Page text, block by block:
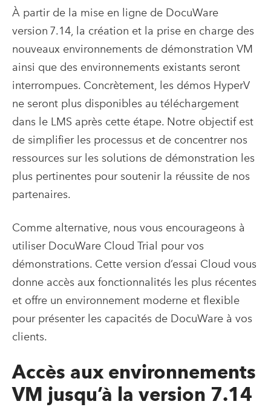
À partir de la mise en ligne de DocuWare
version 7.14, la création et la prise en charge des
nouveaux environnements de démonstration VM
ainsi que des environnements existants seront
interrompues. Concrètement, les démos HyperV
ne seront plus disponibles au téléchargement
dans le LMS après cette étape. Notre objectif est
de simplifier les processus et de concentrer nos
ressources sur les solutions de démonstration les
plus pertinentes pour soutenir la réussite de nos
partenaires.
Comme alternative, nous vous encourageons à
utiliser DocuWare Cloud Trial pour vos
démonstrations. Cette version d’essai Cloud vous
donne accès aux fonctionnalités les plus récentes
et offre un environnement moderne et flexible
pour présenter les capacités de DocuWare à vos
clients.
Accès aux environnements
VM jusqu’à la version 7.14